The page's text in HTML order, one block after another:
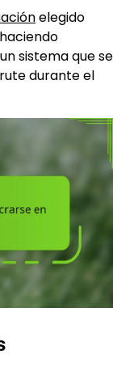
elegido
sistema que se
durante el